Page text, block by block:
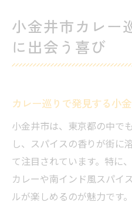
小金井市カレー
に出会う喜び
カレー巡りで発見する小
小金井市は、東京都の中で
し、スパイスの香りが街に
て注目されています。特に
カレーや南インド風スパイ
ルが楽しめるのが魅力です。